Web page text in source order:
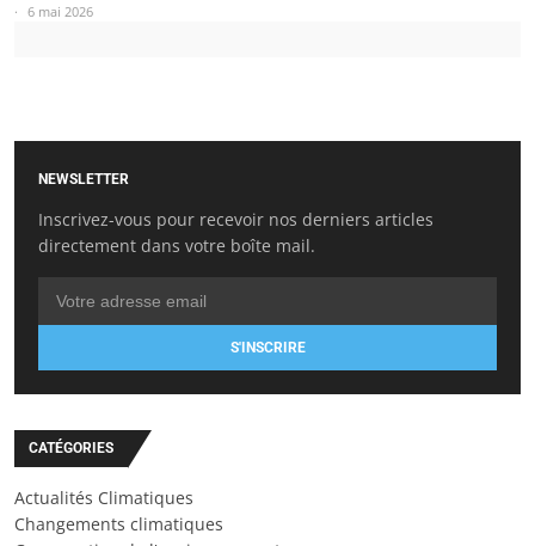
6 mai 2026
NEWSLETTER
Inscrivez-vous pour recevoir nos derniers articles
directement dans votre boîte mail.
S'INSCRIRE
CATÉGORIES
Actualités Climatiques
Changements climatiques